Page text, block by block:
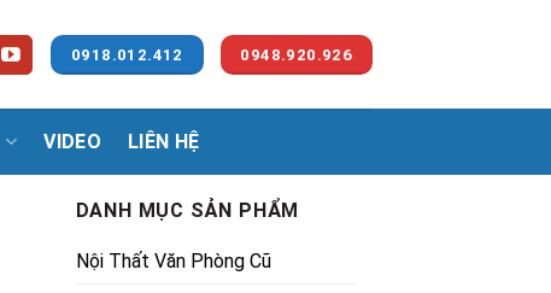
0918.012.412 0948.920.926
VIDEO LIÊN HỆ
DANH MỤC SẢN PHẨM
Nội Thất Văn Phòng Cũ